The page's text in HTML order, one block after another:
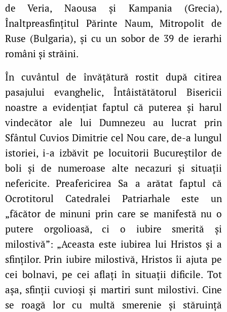
de Veria, Naousa și Kampania (Grecia),
Înaltpreasfinţitul Părinte Naum, Mitropolit de
Ruse (Bulgaria), și cu un sobor de 39 de ierarhi
români și străini.
În cuvântul de învățătură rostit după citirea
pasajului evanghelic, Întâistătătorul Bisericii
noastre a evidențiat faptul că puterea și harul
vindecător ale lui Dumnezeu au lucrat prin
Sfântul Cuvios Dimitrie cel Nou care, de‑a lungul
istoriei, i‑a izbăvit pe locuitorii Bucureștilor de
boli și de numeroase alte necazuri și situații
nefericite. Preafericirea Sa a arătat faptul că
Ocrotitorul Catedralei Patriarhale este un
„făcător de minuni prin care se manifestă nu o
putere orgolioasă, ci o iubire smerită și
milostivă”: „Aceasta este iubirea lui Hristos și a
sfinților. Prin iubire milostivă, Hristos îi ajuta pe
cei bolnavi, pe cei aflați în situații dificile. Tot
așa, sfinții cuvioși și martiri sunt milostivi. Cine
se roagă lor cu multă smerenie și stăruință